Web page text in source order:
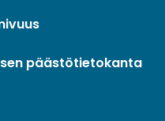
päästötietokanta